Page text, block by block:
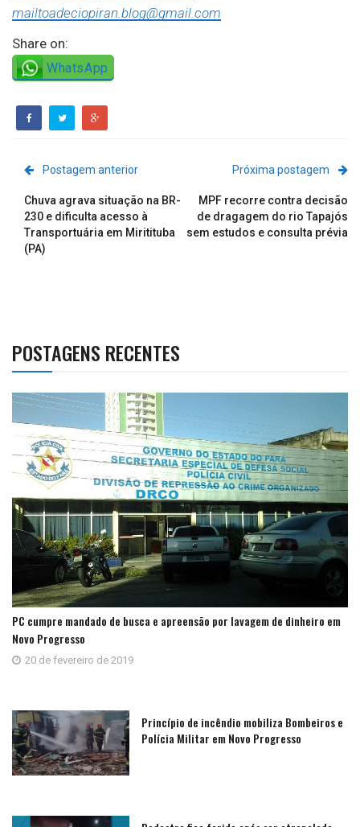
mailtoadeciopiran.blog@gmail.com
Share on:
WhatsApp
Postagem anterior
Chuva agrava situação na BR-
230 e dificulta acesso à
Transportuária em Miritituba
(PA)
Próxima postagem
MPF recorre contra decisão
de dragagem do rio Tapajós
sem estudos e consulta prévia
POSTAGENS RECENTES
PC cumpre mandado de busca e apreensão por lavagem de dinheiro em
Novo Progresso
20 de fevereiro de 2019
Princípio de incêndio mobiliza Bombeiros e
Polícia Militar em Novo Progresso